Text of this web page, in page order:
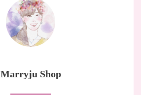
Marryju Shop